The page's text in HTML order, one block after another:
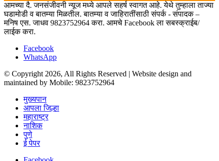
आमच्या दै. जनसंजीवनी न्यूज मध्ये आपले सहर्ष स्वागत आहे. येथे तुम्हाला ताज्या
घडामोडी व बातम्या मिळतील. बातम्या व जाहिरातींसाठी संपर्क - संपादक –
मनिष एस. जाधव 9823752964 करा. आमचे Facebook ला सबस्क्राईब/
लाईक करा.
Facebook
WhatsApp
© Copyright 2026, All Rights Reserved | Website design and
maintained by Mobile: 9823752964
मुख्यपान
आपला जिल्हा
महाराष्ट्र
नाशिक
पुणे
ई पेपर